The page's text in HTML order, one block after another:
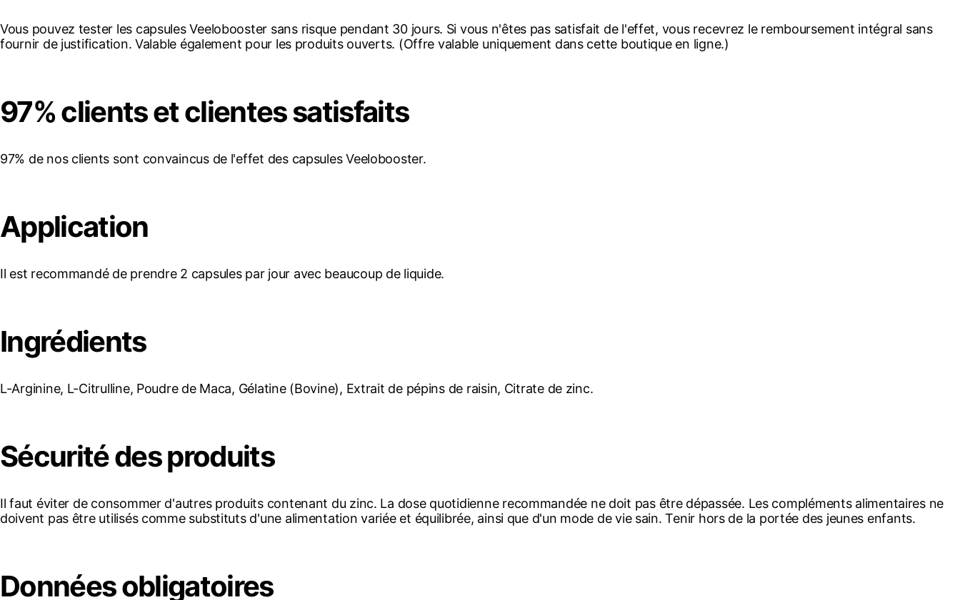
Vous pouvez tester les capsules Veelobooster sans risque pendant 30 jours. Si vous n'êtes pas satisfait de l'effet, vous recevrez le remboursement intégral sans
fournir de justification. Valable également pour les produits ouverts. (Offre valable uniquement dans cette boutique en ligne.)
97% clients et clientes satisfaits
97% de nos clients sont convaincus de l'effet des capsules Veelobooster.
Application
Il est recommandé de prendre 2 capsules par jour avec beaucoup de liquide.
Ingrédients
L-Arginine, L-Citrulline, Poudre de Maca, Gélatine (Bovine), Extrait de pépins de raisin, Citrate de zinc.
Sécurité des produits
Il faut éviter de consommer d'autres produits contenant du zinc. La dose quotidienne recommandée ne doit pas être dépassée. Les compléments alimentaires ne
doivent pas être utilisés comme substituts d'une alimentation variée et équilibrée, ainsi que d'un mode de vie sain. Tenir hors de la portée des jeunes enfants.
Données obligatoires